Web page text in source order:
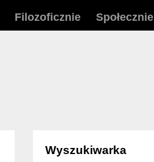
Filozoficznie Społecznie
Wyszukiwarka